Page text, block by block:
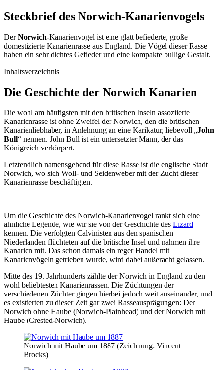
Steckbrief des Norwich-Kanarienvogels
DerNorwich-Kanarienvogel ist eine glatt befiederte, große
domestizierte Kanarienrasse aus England. Die Vögel dieser Rasse
haben ein sehr dichtes Gefieder und eine kompakte bullige Gestalt.
Inhaltsverzeichnis
Die Geschichte der Norwich Kanarien
Die wohl am häufigsten mit den britischen Inseln assoziierte
Kanarienrasse ist ohne Zweifel der Norwich, den die britischen
Kanarienliebhaber, in Anlehnung an eine Karikatur, liebevoll „John
Bull“ nennen. John Bull ist ein untersetzter Mann, der das
Königreich verkörpert.
Letztendlich namensgebend für diese Rasse ist die englische Stadt
Norwich, wo sich Woll- und Seidenweber mit der Zucht dieser
Kanarienrasse beschäftigten.
Um die Geschichte des Norwich-Kanarienvogel rankt sich eine
ähnliche Legende, wie wir sie von der Geschichte des Lizard
kennen. Die verfolgten Calvinisten aus den spanischen
Niederlanden flüchteten auf die britische Insel und nahmen ihre
Kanarien mit. Das schon damals ein reger Handel mit
Kanarienvögeln getrieben wurde, wird dabei außeracht gelassen.
Mitte des 19. Jahrhunderts zählte der Norwich in England zu den
wohl beliebtesten Kanarienrassen. Die Züchtungen der
verschiedenen Züchter gingen hierbei jedoch weit auseinander, und
es existierten zu dieser Zeit gar zwei Rasseausprägungen: Der
Norwich ohne Haube (Norwich-Plainhead) und der Norwich mit
Haube (Crested-Norwich).
Norwich mit Haube um 1887 (Zeichnung: Vincent
Brocks)